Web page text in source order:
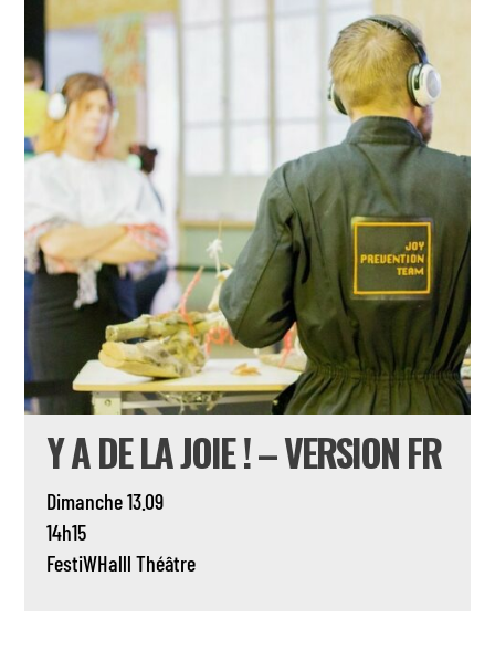
Y A DE LA JOIE ! – VERSION FR
Dimanche 13.09
14h15
FestiWHalll Théâtre